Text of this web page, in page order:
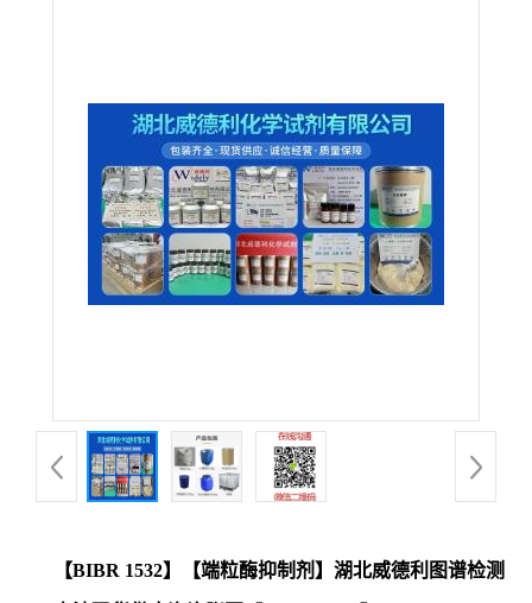
【BIBR 1532】【端粒酶抑制剂】湖北威德利图谱检测